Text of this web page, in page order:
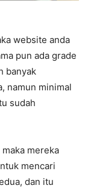
website anda
pun ada grade
banyak
namun minimal
sudah
maka mereka
mencari
dan itu